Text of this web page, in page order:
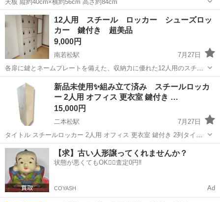
天板 縦約40cm×横約56cm 高さ約84cm
福島 福島市 曽根田駅
12人用 スチール ロッカー シューズロッ
カー 鍵付き 超美品
9,000円
南若松駅
7月27日
各扉に鍵とネームプレートを備えた、収納力に優れた12人用のスチー
ル製シューズロッカーです。 - 収納人数: 12人 - 材質: スチール - 仕様:
鍵付き、ネームプレート付き - 構造: 3列4段 画像の通り超美品で
す。...
会津若松市 南若松駅 オフィス用家具
新品未使用✨組み立て済み スチールロッカ
ー 2人用 オフィス 更衣室 鍵付き …
15,000円
二本松駅
7月27日
タイトル スチールロッカー 2人用 オフィス 更衣室 鍵付き 2列タイプ
定価35000円！ 2人分の荷物をたっぷり収納できるスチールロッカーで
す。 上段はカバンや帽子の収納に、中段はジャケットやコートを掛け
られ...
福島 二本松市 二本松駅 オフィス用家具 更衣室
【求】古い人形譲ってくれませんか？
状態が悪くてもOK🙆‍♀️査定0円‼️
COYASH Ad